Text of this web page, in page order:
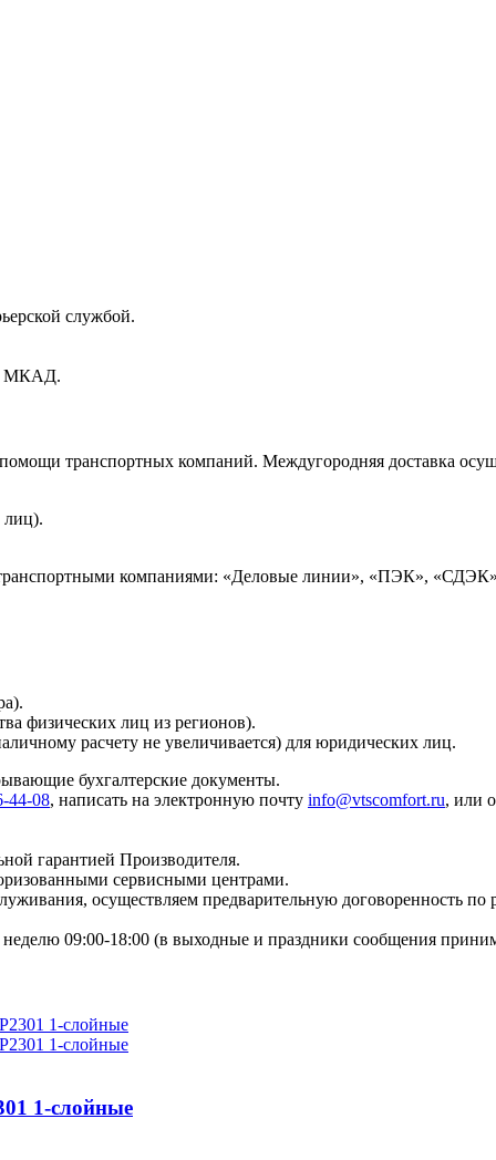
службой.
МКАД.
транспортных компаний. Междугородняя доставка
лиц).
компаниями: «Деловые линии», «ПЭК»,
физических лиц из регионов).
расчету не увеличивается) для юридических лиц.
бухгалтерские документы.
44-08, написать на электронную почту info@vtscomfort.ru, или
гарантией Производителя.
сервисными центрами.
осуществляем предварительную договоренность
09:00-18:00 (в выходные и праздники сообщения
1-слойные